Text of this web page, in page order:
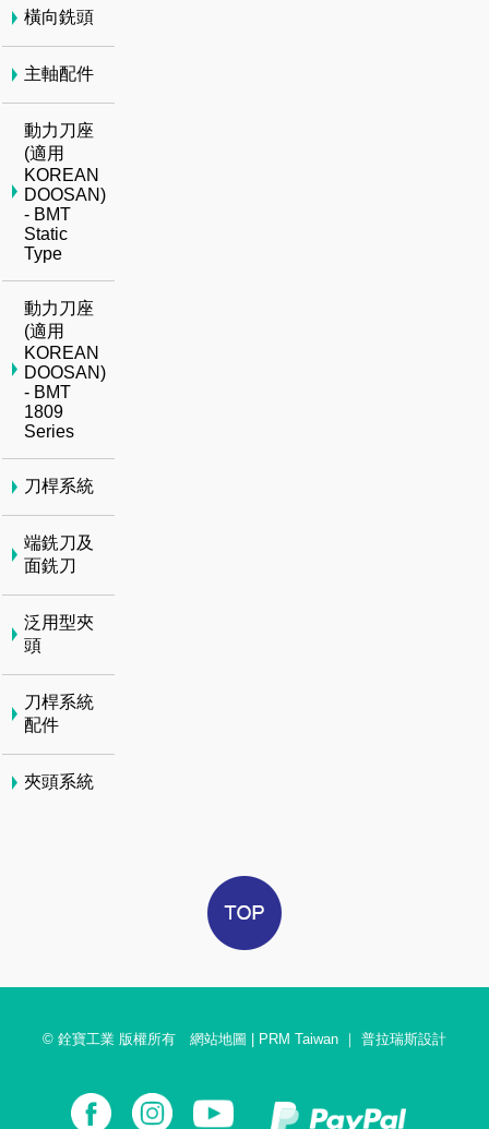
橫向銑頭
主軸配件
動力刀座
(適用
KOREAN
DOOSAN)
- BMT
Static
Type
動力刀座
(適用
KOREAN
DOOSAN)
- BMT
1809
Series
刀桿系統
端銑刀及
面銑刀
泛用型夾
頭
刀桿系統
配件
夾頭系統
© 銓寶工業 版權所有 網站地圖 PRM Taiwan ｜ 普拉瑞斯設計